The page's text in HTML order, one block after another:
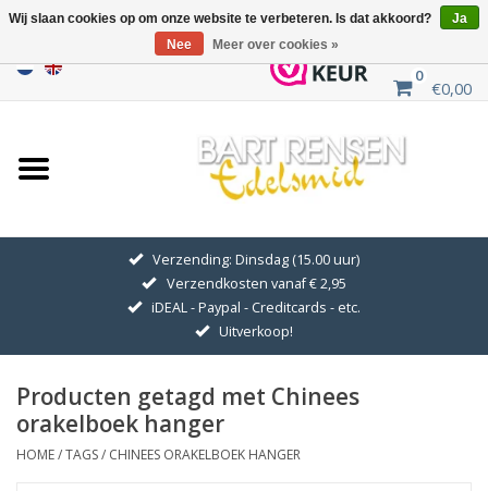
0
€0,00
Home
Uitverkoop
GOUDEN SYMBOLEN
Hanger Kettingen
Oorhangers
Verzending: Dinsdag (15.00 uur)
Verzendkosten vanaf € 2,95
iDEAL - Paypal - Creditcards - etc.
Uitverkoop!
Producten getagd met Chinees
orakelboek hanger
HOME/TAGS/ CHINEES ORAKELBOEK HANGER
Wij slaan cookies op om onze website te verbeteren. Is dat akkoord?
Ja
Nee
Meer over cookies »